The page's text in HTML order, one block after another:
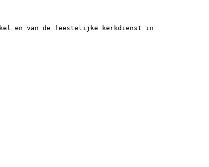
en van de feestelijke kerkdienst in